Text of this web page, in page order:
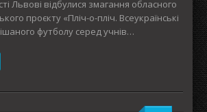
Львові відбулися змагання обласного
проєкту «Пліч-о-пліч. Всеукраїнські
футболу серед учнів…